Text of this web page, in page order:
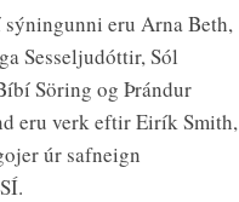
eru Arna Beth,
Sesseljudóttir, Sól
Söring og Þrándur
eru verk eftir Eirík Smith,
úr safneign